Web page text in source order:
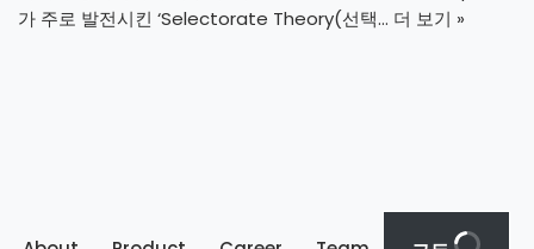
가 주로 발전시킨 ‘Selectorate Theory(선택… 더 보기 »